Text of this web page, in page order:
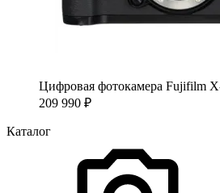
Цифровая фотокамера Fujifilm
209 990 ₽
Каталог